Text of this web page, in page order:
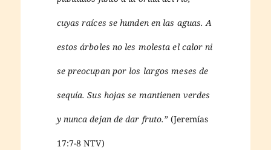
cuyas raíces se hunden en las aguas. A
estos árboles no les molesta el calor ni
se preocupan por los largos meses de
sequía. Sus hojas se mantienen verdes
y nunca dejan de dar fruto.”(Jeremías
17:7-8 NTV)